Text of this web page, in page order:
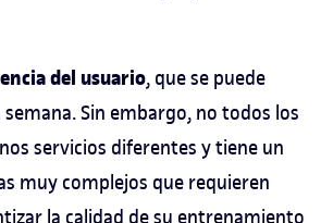
del usuario, que se puede
Sin embargo, no todos los
servicios diferentes y tiene un
muy complejos que requieren
la calidad de su entrenamiento